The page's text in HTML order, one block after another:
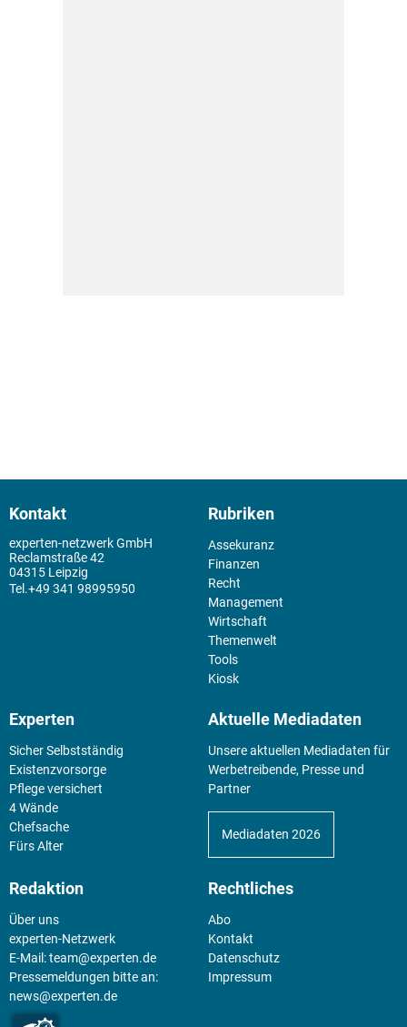
Kontakt
experten-netzwerk GmbH
Reclamstraße 42
04315 Leipzig
+49 341 98995950
Rubriken
Assekuranz
Finanzen
Recht
Management
Wirtschaft
Themenwelt
Tools
Kiosk
Experten
Sicher Selbstständig
Existenz­vorsorge
Pflege versichert
4 Wände
Chefsache
Fürs Alter
Aktuelle Mediadaten
Unsere aktuellen Mediadaten für
Werbetreibende, Presse und
Partner
Mediadaten 2026
Redaktion
Über uns
experten-Netzwerk
E-Mail:team@experten.de
Pressemeldungen bitte an:
news@experten.de
Rechtliches
Abo
Kontakt
Datenschutz
Impressum